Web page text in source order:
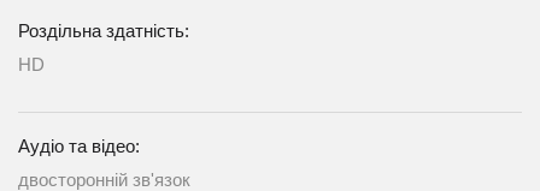
Роздільна здатність:
HD
Аудіо та відео:
двосторонній зв'язок